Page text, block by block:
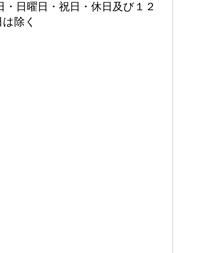
日曜日・祝日・休日及び１２
除く